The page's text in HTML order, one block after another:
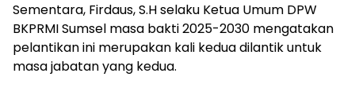
Sementara, Firdaus, S.H selaku Ketua Umum DPW
BKPRMI Sumsel masa bakti 2025-2030 mengatakan
pelantikan ini merupakan kali kedua dilantik untuk
masa jabatan yang kedua.